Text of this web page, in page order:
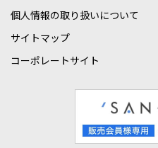
個人情報の取り扱いについて
サイトマップ
コーポレートサイト